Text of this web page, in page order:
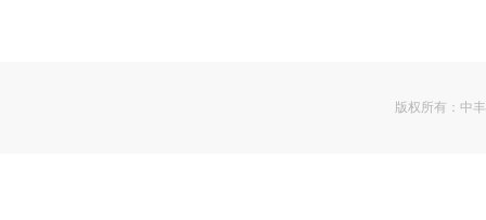
版权所有： 中